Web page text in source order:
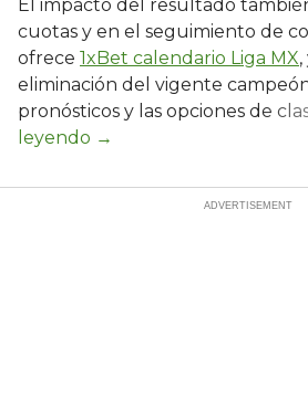
El impacto del resultado
cuotas y en el seguimiento de
ofrece 1xBet calendario Liga MX
eliminación del vigente
pronósticos y las opciones de